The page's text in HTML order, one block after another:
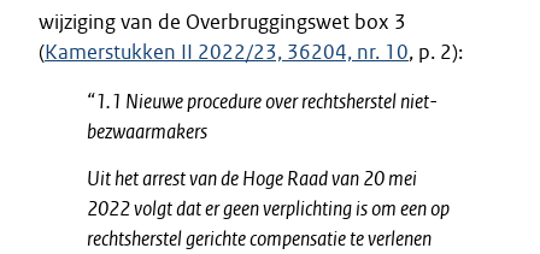
wijziging van de Overbruggingswet box 3
(Kamerstukken II 2022/23, 36204, nr. 10, p. 2):
“1.1 Nieuwe procedure over rechtsherstel niet-
bezwaarmakers
Uit het arrest van de Hoge Raad van 20 mei
2022 volgt dat er geen verplichting is om een op
rechtsherstel gerichte compensatie te verlenen